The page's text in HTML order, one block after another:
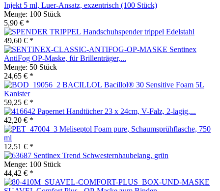
Injekt 5 ml, Luer-Ansatz, exzentrisch (100 Stück)
Menge: 100 Stück
5,90 € *
Handschuhspender trippel Edelstahl
49,60 € *
Sentinex
AntiFog OP-Maske, für Brillenträger,...
Menge: 50 Stück
24,65 € *
Bacillol® 30 Sensitive Foam 5L
Kanister
59,25 € *
Papernet Handtücher 23 x 24cm, V-Falz, 2-lagig,...
42,20 € *
Meliseptol Foam pure, Schaumsprühflasche, 750
ml
12,51 € *
Sentinex Trend Schwesternhaubelang, grün
Menge: 100 Stück
44,42 € *